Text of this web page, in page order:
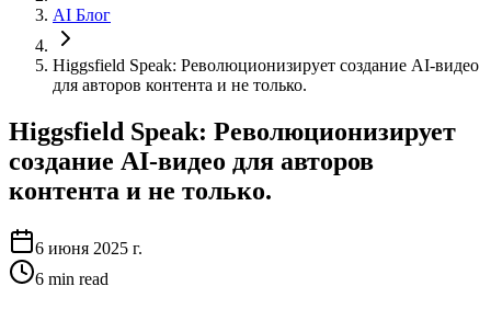
AI Блог
Higgsfield Speak: Революционизирует создание AI-видео
для авторов контента и не только.
Higgsfield Speak: Революционизирует
создание AI-видео для авторов
контента и не только.
6 июня 2025 г.
6 min read